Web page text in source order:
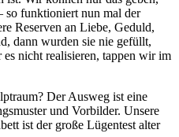
so funktioniert nun mal der
Reserven an Liebe, Geduld,
dann wurden sie nie gefüllt,
nicht realisieren, tappen wir im
Der Ausweg ist eine
und Vorbilder. Unsere
ist der große Lügentest alter